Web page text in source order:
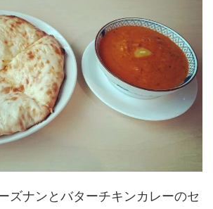
ズナンとバターチキンカレーのセ